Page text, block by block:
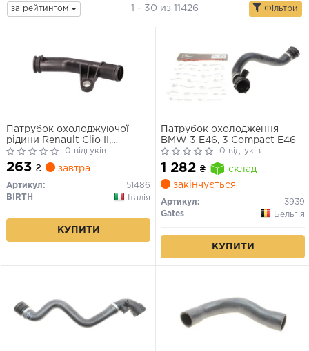
за рейтингом 1 - 30 из 11426 Фільтри
Патрубок охолоджуючої
рідини Renault Clio II,
Kangoo I, Megane I, 1.9 (98-
08)
0 відгуків
263 ₴ завтра
Артикул:
51486
BIRTH
Італія
КУПИТИ
Патрубок охолодження
BMW 3 E46, 3 Compact E46
0 відгуків
1 282 ₴
склад
закінчується
Артикул:
3939
Gates
Бельгія
КУПИТИ